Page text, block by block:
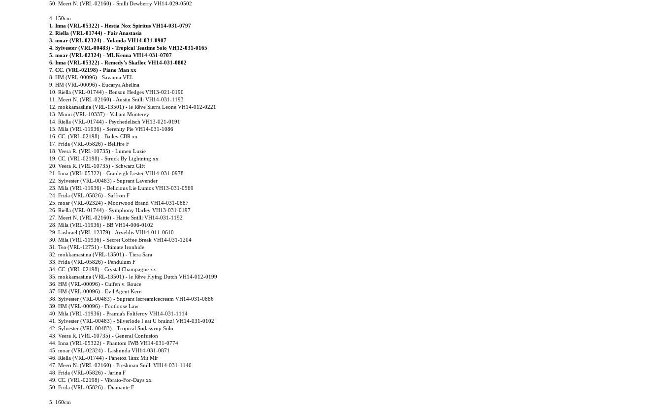
50. Meeri N. (VRL-02160) - Snilli Dewberry VH14-029-0502
4. 150cm
1. Inna (VRL-05322) - Hestia Nox Spiritus VH14-031-0797
2. Riella (VRL-01744) - Fair Anastasia
3. moar (VRL-02324) - Yolanda VH14-031-0907
4. Sylvester (VRL-00483) - Tropical Teatime Solo VH12-031-0165
5. moar (VRL-02324) - ML Kenna VH14-031-0707
6. Inna (VRL-05322) - Remedy's Skafloc VH14-031-0802
7. CC. (VRL-02198) - Piano Man xx
8. HM (VRL-00096) - Savanna VEL
9. HM (VRL-00096) - Eucarya Abelina
10. Riella (VRL-01744) - Benson Hedges VH13-021-0190
11. Meeri N. (VRL-02160) - Austin Snilli VH14-031-1193
12. mokkamasiina (VRL-13501) - le Rêve Sierra Leone VH14-012-0221
13. Minni (VRL-10337) - Valiant Monterey
14. Riella (VRL-01744) - Psychedelisch VH13-021-0191
15. Mila (VRL-11936) - Serenity Pie VH14-031-1086
16. CC. (VRL-02198) - Bailey CBR xx
17. Frida (VRL-05826) - Bellfire F
18. Veera R. (VRL-10735) - Lumen Luzie
19. CC. (VRL-02198) - Struck By Lightning xx
20. Veera R. (VRL-10735) - Schwarz Gift
21. Inna (VRL-05322) - Cranleigh Lester VH14-031-0978
22. Sylvester (VRL-00483) - Suprant Lavender
23. Mila (VRL-11936) - Delicious Lie Lumos VH13-031-0569
24. Frida (VRL-05826) - Saffron F
25. moar (VRL-02324) - Moorwood Brand VH14-031-0887
26. Riella (VRL-01744) - Symphony Harley VH13-031-0197
27. Meeri N. (VRL-02160) - Hattie Snilli VH14-031-1192
28. Mila (VRL-11936) - BB VH14-006-0102
29. Lashrael (VRL-12379) - Arveldis VH14-011-0610
30. Mila (VRL-11936) - Secret Coffee Break VH14-031-1204
31. Tea (VRL-12751) - Ultimate Ironhide
32. mokkamasiina (VRL-13501) - Tiera Sara
33. Frida (VRL-05826) - Pendulum F
34. CC. (VRL-02198) - Crystal Champagne xx
35. mokkamasiina (VRL-13501) - le Rêve Flying Dutch VH14-012-0199
36. HM (VRL-00096) - Cuifen v. Rouce
37. HM (VRL-00096) - Evil Agent Kern
38. Sylvester (VRL-00483) - Suprant Iscreamicecream VH14-031-0886
39. HM (VRL-00096) - Footloose Law
40. Mila (VRL-11936) - Pramia's Foliferoy VH14-031-1114
41. Sylvester (VRL-00483) - Silverlode I eat U brainz! VH14-031-0102
42. Sylvester (VRL-00483) - Tropical Sodasyrup Solo
43. Veera R. (VRL-10735) - General Confusion
44. Inna (VRL-05322) - Phantom IWB VH14-031-0774
45. moar (VRL-02324) - Lashunda VH14-031-0871
46. Riella (VRL-01744) - Panetoz Tanz Mit Mir
47. Meeri N. (VRL-02160) - Freshman Snilli VH14-031-1146
48. Frida (VRL-05826) - Jarina F
49. CC. (VRL-02198) - Vibrato-For-Days xx
50. Frida (VRL-05826) - Diamante F
5. 160cm